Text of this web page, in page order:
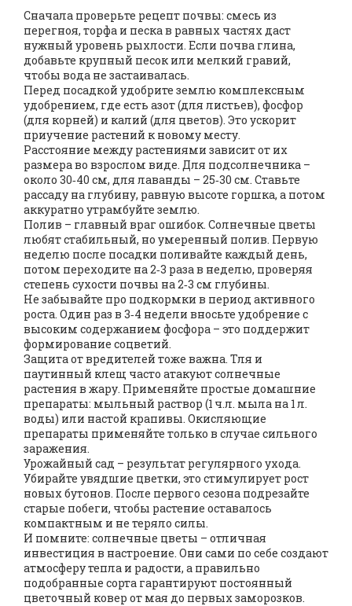
Сначала проверьте рецепт почвы: смесь из
перегноя, торфа и песка в равных частях даст
нужный уровень рыхлости. Если почва глина,
добавьте крупный песок или мелкий гравий,
чтобы вода не застаивалась.
Перед посадкой удобрите землю комплексным
удобрением, где есть азот (для листьев), фосфор
(для корней) и калий (для цветов). Это ускорит
приучение растений к новому месту.
Расстояние между растениями зависит от их
размера во взрослом виде. Для подсолнечника –
около 30‑40 см, для лаванды – 25‑30 см. Ставьте
рассаду на глубину, равную высоте горшка, а потом
аккуратно утрамбуйте землю.
Полив – главный враг ошибок. Солнечные цветы
любят стабильный, но умеренный полив. Первую
неделю после посадки поливайте каждый день,
потом переходите на 2‑3 раза в неделю, проверяя
степень сухости почвы на 2‑3 см глубины.
Не забывайте про подкормки в период активного
роста. Один раз в 3‑4 недели вносьте удобрение с
высоким содержанием фосфора – это поддержит
формирование соцветий.
Защита от вредителей тоже важна. Тля и
паутинный клещ часто атакуют солнечные
растения в жару. Применяйте простые домашние
препараты: мыльный раствор (1 ч.л. мыла на 1 л.
воды) или настой крапивы. Окисляющие
препараты применяйте только в случае сильного
заражения.
Урожайный сад – результат регулярного ухода.
Убирайте увядшие цветки, это стимулирует рост
новых бутонов. После первого сезона подрезайте
старые побеги, чтобы растение оставалось
компактным и не теряло силы.
И помните: солнечные цветы – отличная
инвестиция в настроение. Они сами по себе создают
атмосферу тепла и радости, а правильно
подобранные сорта гарантируют постоянный
цветочный ковер от мая до первых заморозков.